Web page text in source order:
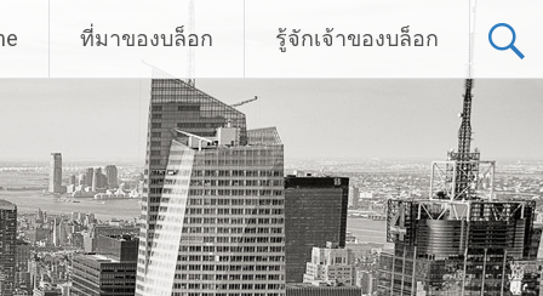
ที่มาของบล็อก รู้จักเจ้าของบล็อก